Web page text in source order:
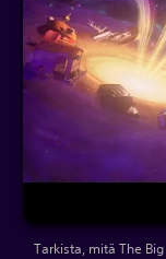
Tarkista, mitä The